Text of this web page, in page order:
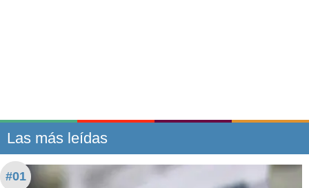
Las más leídas
#01